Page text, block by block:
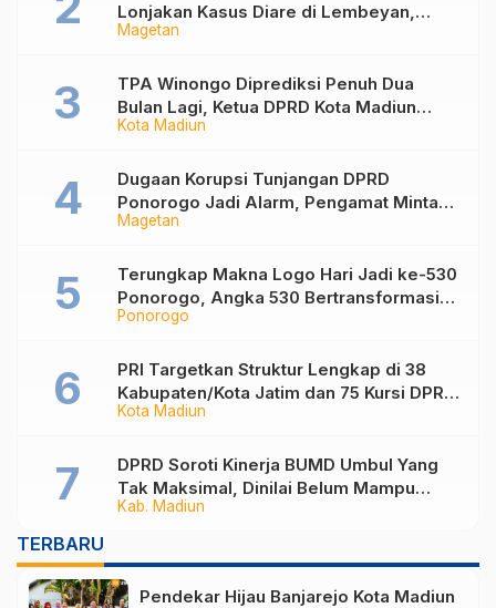
Magetan
Lonjakan Kasus Diare di Lembeyan,
Lakukan Penyelidikan Epidemiologi
Kota Madiun
TPA Winongo Diprediksi Penuh Dua
Bulan Lagi, Ketua DPRD Kota Madiun
Desak Pemkot Percepat Penanganan
Magetan
Dugaan Korupsi Tunjangan DPRD
Ponorogo Jadi Alarm, Pengamat Minta
Magetan Perkuat Tata Kelola
Ponorogo
Terungkap Makna Logo Hari Jadi ke-530
Ponorogo, Angka 530 Bertransformasi
Jadi Sekar Kinanthi
Kota Madiun
PRI Targetkan Struktur Lengkap di 38
Kabupaten/Kota Jatim dan 75 Kursi DPR
RI pada Pemilu 2029
Kab. Madiun
DPRD Soroti Kinerja BUMD Umbul Yang
Tak Maksimal, Dinilai Belum Mampu
Hasilkan PAD
TERBARU
Pendekar Hijau Banjarejo Kota Madiun